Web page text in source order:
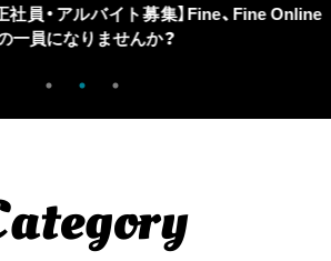
アルバイト募集】Fine、Fine Online
なりませんか？
PR